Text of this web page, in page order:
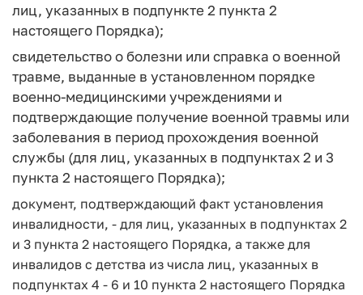
лиц, указанных в подпункте 2 пункта 2
настоящего Порядка);
свидетельство о болезни или справка о военной
травме, выданные в установленном порядке
военно-медицинскими учреждениями и
подтверждающие получение военной травмы или
заболевания в период прохождения военной
службы (для лиц, указанных в подпунктах 2 и 3
пункта 2 настоящего Порядка);
документ, подтверждающий факт установления
инвалидности, - для лиц, указанных в подпунктах 2
и 3 пункта 2 настоящего Порядка, а также для
инвалидов с детства из числа лиц, указанных в
подпунктах 4 - 6 и 10 пункта 2 настоящего Порядка